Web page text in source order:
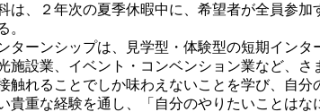
は、２年次の夏季休暇中に、希望者が全員参
。
ーンシップは、見学型・体験型の短期インタ
設業、イベント・コンベンション業など、
触れることでしか味わえないことを学び、自分
重な経験を通し、「自分のやりたいことは